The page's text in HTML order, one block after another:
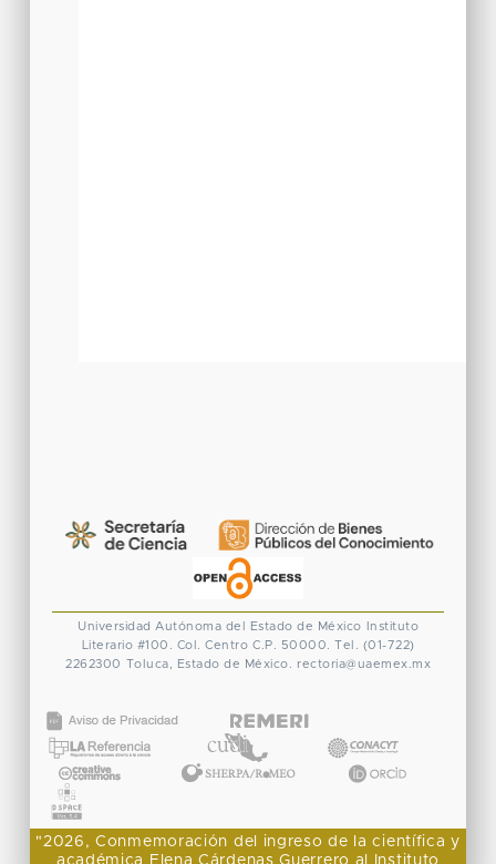
Universidad Autónoma del Estado de México
Instituto
Literario #100. Col. Centro C.P. 50000. Tel. (01-722)
2262300 Toluca, Estado de México. rectoria@uaemex.mx
"2026, Conmemoración del ingreso de la científica y
académica Elena Cárdenas Guerrero al Instituto